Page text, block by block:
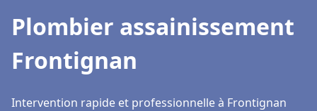
Plombier assainissement
Frontignan
Intervention rapide et professionnelle à Frontignan